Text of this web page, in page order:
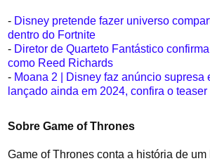
- Disney pretende fazer universo
dentro do Fortnite
- Diretor de Quarteto Fantástico
como Reed Richards
- Moana 2 | Disney faz anúncio supresa
lançado ainda em 2024, confira o teaser
Sobre Game of Thrones
Game of Thrones conta a história de